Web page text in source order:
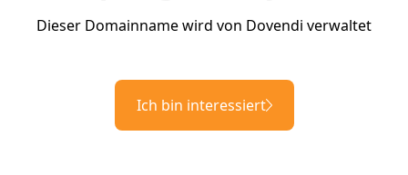
Dieser Domainname wird von Dovendi verwaltet
Ich bin interessiert